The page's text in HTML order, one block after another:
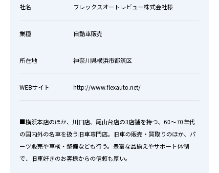
社名 フレックスオートレビュー株式会社様
業種 自動車販売
所在地 神奈川県横浜市都筑区
WEBサイト http://www.flexauto.net/
■横浜本店のほか、川口店、尾山台店の3店舗を持つ、60～70年代
の国内外の名車を扱う旧車専門店。旧車の販売・買取りのほか、パ
ーツ販売や車検・整備なども行う。豊富な品揃えやサポート体制
で、旧車好きのお客様からの信頼も厚い。